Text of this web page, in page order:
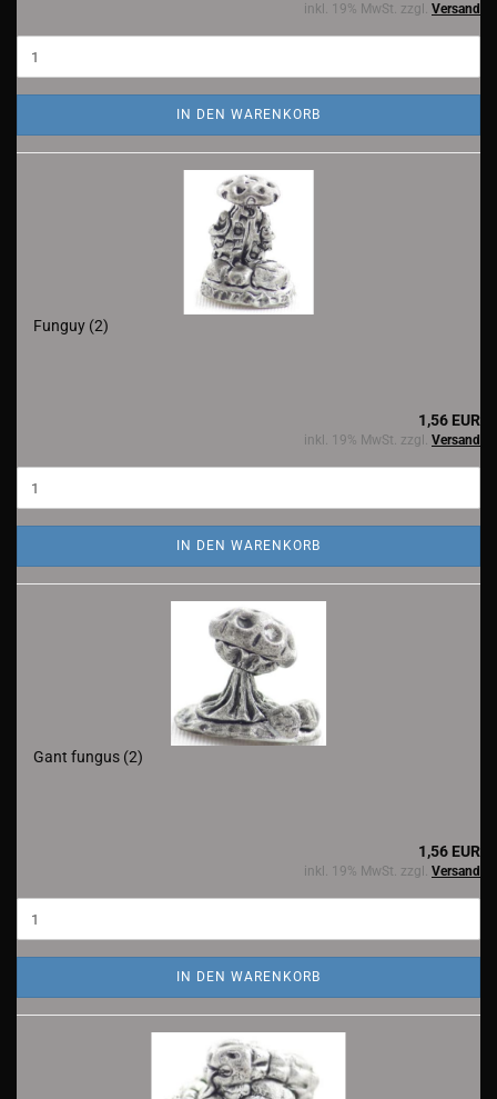
inkl. 19% MwSt. zzgl. Versand
IN DEN WARENKORB
Funguy (2)
1,56 EUR
inkl. 19% MwSt. zzgl. Versand
IN DEN WARENKORB
Gant fungus (2)
1,56 EUR
inkl. 19% MwSt. zzgl. Versand
IN DEN WARENKORB